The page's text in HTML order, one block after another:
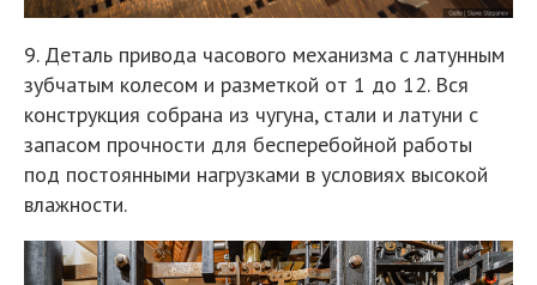
9. Деталь привода часового механизма с латунным
зубчатым колесом и разметкой от 1 до 12. Вся
конструкция собрана из чугуна, стали и латуни с
запасом прочности для бесперебойной работы
под постоянными нагрузками в условиях высокой
влажности.